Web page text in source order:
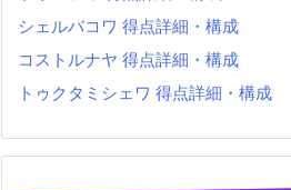
シェルバコワ 得点詳細・構成
コストルナヤ 得点詳細・構成
トゥクタミシェワ 得点詳細・構成